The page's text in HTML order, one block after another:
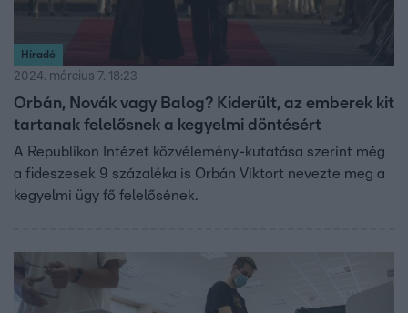
Híradó
2024. március 7. 18:23
Orbán, Novák vagy Balog? Kiderült, az emberek kit
tartanak felelősnek a kegyelmi döntésért
A Republikon Intézet közvélemény-kutatása szerint még
a fideszesek 9 százaléka is Orbán Viktort nevezte meg a
kegyelmi ügy fő felelősének.